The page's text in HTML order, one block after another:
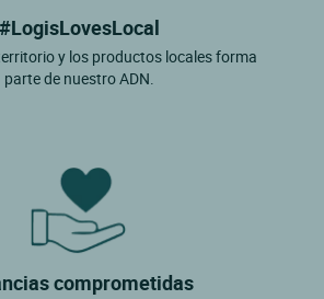
#LogisLovesLocal
y los productos locales forma
parte de nuestro ADN.
comprometidas